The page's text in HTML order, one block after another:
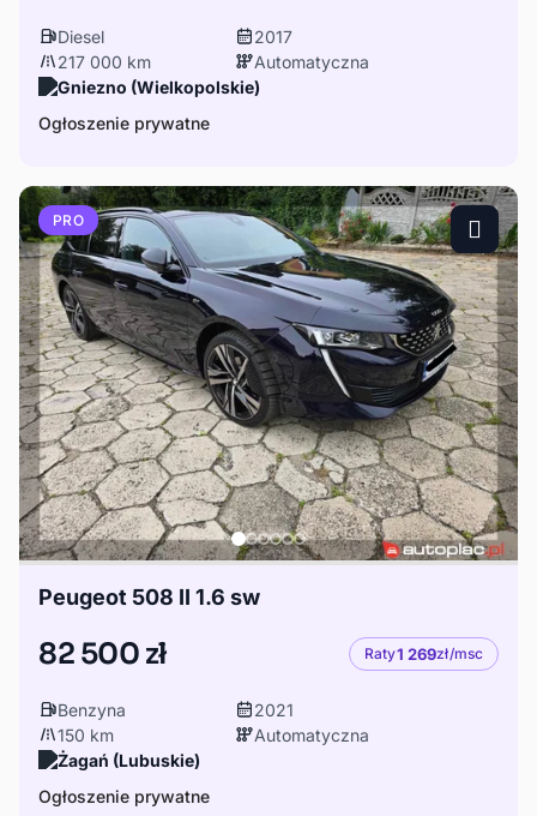
Diesel
2017
217 000 km
Automatyczna
Gniezno (Wielkopolskie)
Ogłoszenie prywatne
PRO
Peugeot 508 II 1.6 sw
82 500 zł Raty1 269zł/msc
Benzyna
2021
150 km
Automatyczna
Żagań (Lubuskie)
Ogłoszenie prywatne